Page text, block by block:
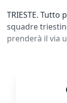
TRIESTE.
squadre
prenderà il via